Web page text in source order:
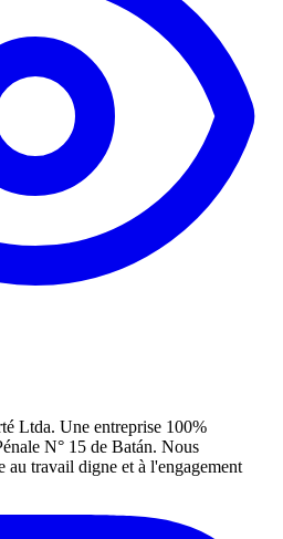
Ltda. Une entreprise 100%
N° 15 de Batán. Nous
au travail digne et à l'engagement